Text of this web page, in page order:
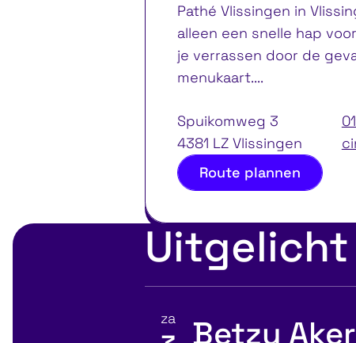
Pathé Vlissingen in
alleen een snelle hap
je verrassen door de
menukaart....
Spuikomweg 3
4381 LZ Vlissingen
Route plannen
Uitgelicht
za Betzy